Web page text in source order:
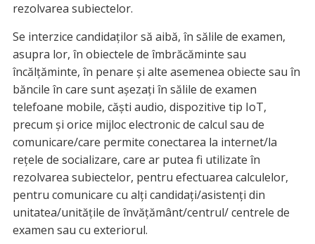
rezolvarea subiectelor.
Se interzice candidaților să aibă, în sălile de examen,
asupra lor, în obiectele de îmbrăcăminte sau
încălțăminte, în penare și alte asemenea obiecte sau în
băncile în care sunt așezați în sălile de examen
telefoane mobile, căști audio, dispozitive tip IoT,
precum și orice mijloc electronic de calcul sau de
comunicare/care permite conectarea la internet/la
rețele de socializare, care ar putea fi utilizate în
rezolvarea subiectelor, pentru efectuarea calculelor,
pentru comunicare cu alți candidați/asistenți din
unitatea/unitățile de învățământ/centrul/ centrele de
examen sau cu exteriorul.